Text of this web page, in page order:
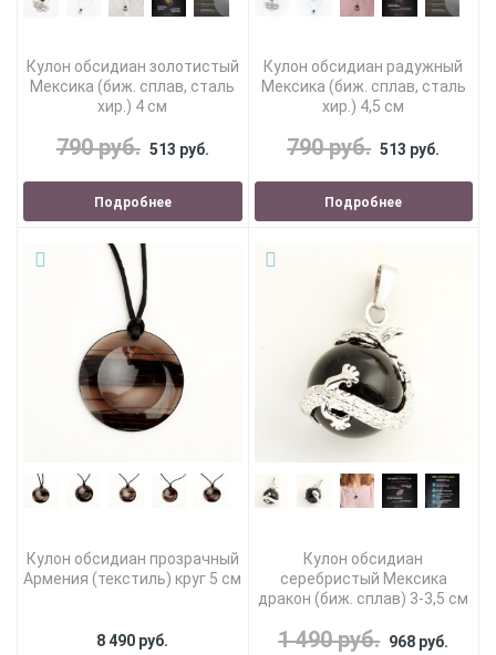
Кулон обсидиан золотистый
Мексика (биж. сплав, сталь
хир.) 4 см
790 руб. 513 руб.
Подробнее
Кулон обсидиан радужный
Мексика (биж. сплав, сталь
хир.) 4,5 см
790 руб. 513 руб.
Подробнее
Кулон обсидиан прозрачный
Армения (текстиль) круг 5 см
8 490 руб.
Кулон обсидиан
серебристый Мексика
дракон (биж. сплав) 3-3,5 см
1 490 руб. 968 руб.